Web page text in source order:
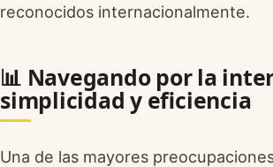
reconocidos internacionalmente.
📊 Navegando por la
simplicidad y eficiencia
Una de las mayores